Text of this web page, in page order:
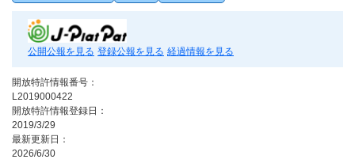
公開公報を見る 登録公報を見る 経過情報を見る
開放特許情報番号：
L2019000422
開放特許情報登録日：
2019/3/29
最新更新日：
2026/6/30